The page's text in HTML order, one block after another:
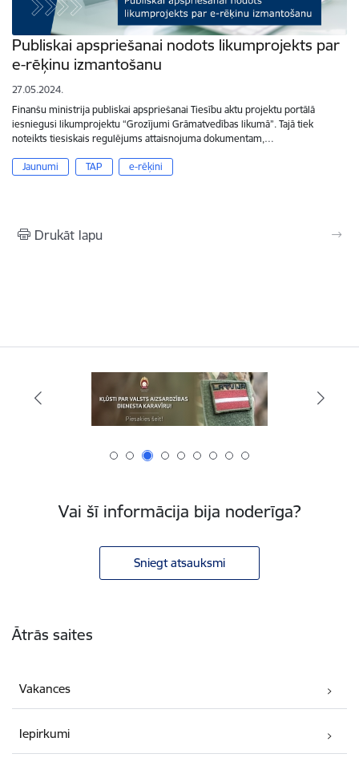
Publiskai apspriešanai nodots likumprojekts par
e-rēķinu izmantošanu
27.05.2024.
Finanšu ministrija publiskai apspriešanai Tiesību aktu projektu portālā
iesniegusi likumprojektu “Grozījumi Grāmatvedības likumā”. Tajā tiek
noteikts tiesiskais regulējums attaisnojuma dokumentam,…
Jaunumi TAP e-rēķini
Drukāt lapu
Vai šī informācija bija noderīga?
Sniegt atsauksmi
Ātrās saites
Vakances
Iepirkumi